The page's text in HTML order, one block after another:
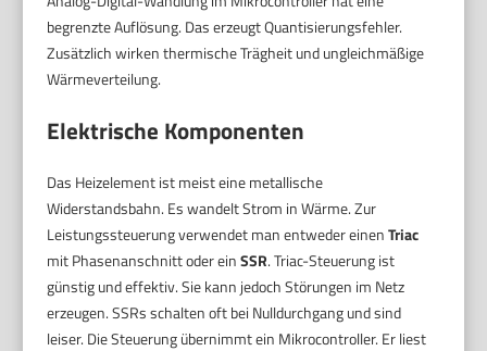
begrenzte Auflösung. Das erzeugt Quantisierungsfehler.
Zusätzlich wirken thermische Trägheit und ungleichmäßige
Wärmeverteilung.
Elektrische Komponenten
Das Heizelement ist meist eine metallische
Widerstandsbahn. Es wandelt Strom in Wärme. Zur
Leistungssteuerung verwendet man entweder einenTriac
mit Phasenanschnitt oder einSSR. Triac-Steuerung ist
günstig und effektiv. Sie kann jedoch Störungen im Netz
erzeugen. SSRs schalten oft bei Nulldurchgang und sind
leiser. Die Steuerung übernimmt ein Mikrocontroller. Er liest